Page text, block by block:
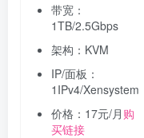
带宽：
1TB/2.5Gbps
架构：KVM
IP/面板：
1IPv4/Xensystem
价格：17元/月 购
买链接